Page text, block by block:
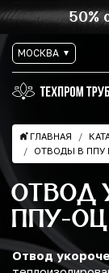
50%
МОСКВА
ГЛАВНАЯ
ОТВОДЫ В ППУ
ОТВОД
ППУ-
Отвод